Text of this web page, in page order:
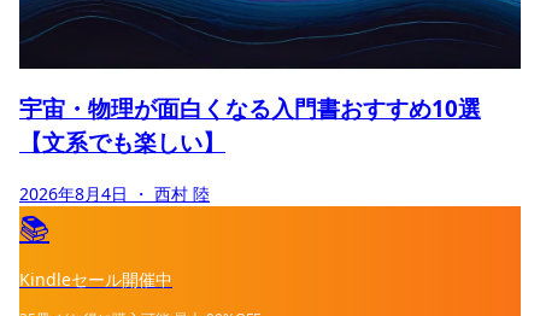
宇宙・物理が面白くなる入門書おすすめ10選
【文系でも楽しい】
2026年8月4日 ・ 西村 陸
📚
Kindleセール開催中